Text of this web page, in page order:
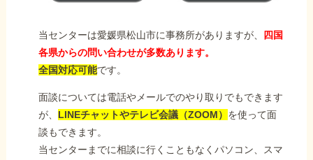
当センターは愛媛県松山市に事務所がありますが、
四国
各県からの問い合わせが多数あります。
全国対応可能です。
面談については電話やメールでのやり取りでもできます
が、 LINEチャットやテレビ会議（ZOOM） を使って面
談もできます。
当センターまでに相談に行くこともなくパソコン、スマ